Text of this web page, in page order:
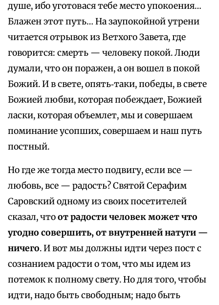
душе, ибо уготовася тебе место упокоения…
Блажен этот путь… На заупокойной утрени
читается отрывок из Ветхого Завета, где
говорится: смерть — человеку покой. Люди
думали, что он поражен, а он вошел в покой
Божий. И в свете, опять‑таки, победы, в свете
Божией любви, которая побеждает, Божией
ласки, которая объемлет, мы и совершаем
поминание усопших, совершаем и наш путь
постный.
Но где же тогда место подвигу, если все —
любовь, все — радость? Святой Серафим
Саровский одному из своих посетителей
сказал, чтоот радости человек может что
угодно совершить, от внутренней натуги —
ничего. И вот мы должны идти через пост с
сознанием радости о том, что мы идем из
потемок к полному свету. Но для того, чтобы
идти, надо быть свободным; надо быть